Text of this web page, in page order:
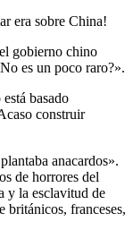
era sobre China!
gobierno chino
es un poco raro?».
basado
construir
anacardos».
de horrores del
y la esclavitud de
británicos, franceses,